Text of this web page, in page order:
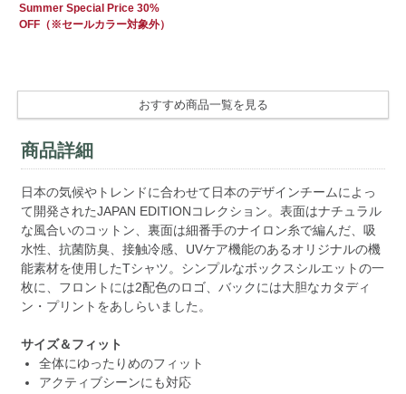
Summer Special Price 30%
OFF（※セールカラー対象外）
おすすめ商品一覧を見る
商品詳細
日本の気候やトレンドに合わせて日本のデザインチームによっ
て開発されたJAPAN EDITIONコレクション。表面はナチュラル
な風合いのコットン、裏面は細番手のナイロン糸で編んだ、吸
水性、抗菌防臭、接触冷感、UVケア機能のあるオリジナルの機
能素材を使用したTシャツ。シンプルなボックスシルエットの一
枚に、フロントには2配色のロゴ、バックには大胆なカタディ
ン・プリントをあしらいました。
サイズ＆フィット
全体にゆったりめのフィット
アクティブシーンにも対応